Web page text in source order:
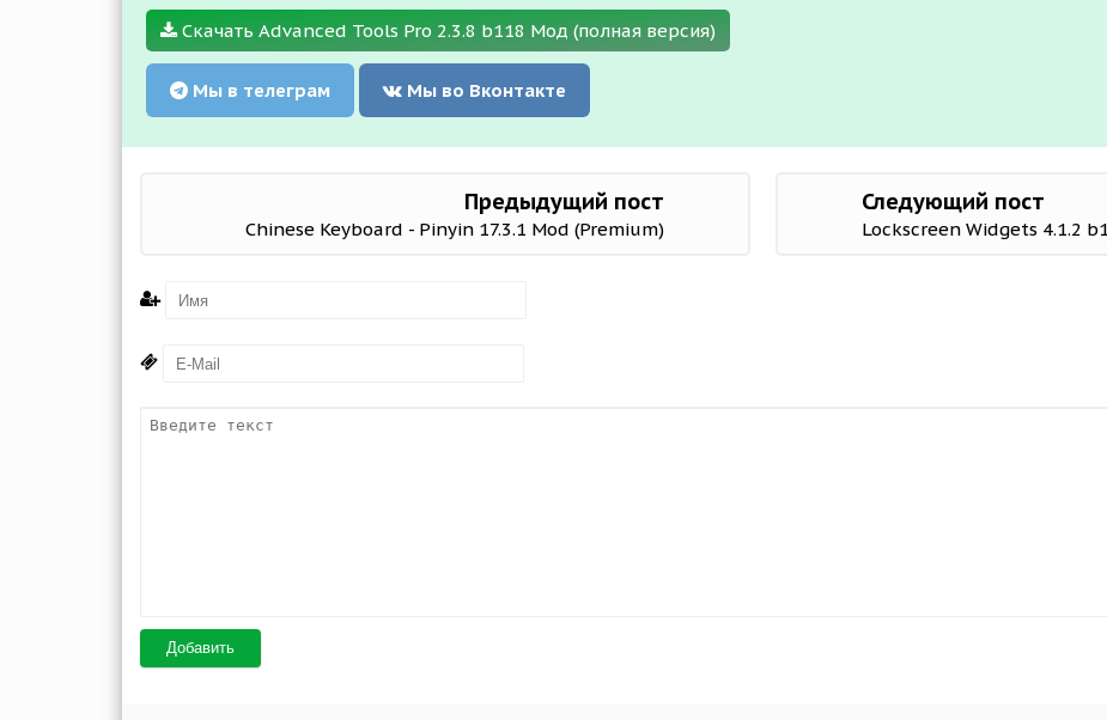
Скачать Advanced Tools Pro 2.3.8 b118 Мод (полная версия)
Мы в телеграм Мы во Вконтакте
Предыдущий пост
Chinese Keyboard - Pinyin 17.3.1 Mod (Premium)
Следующий пост
Lockscreen Widgets 4.1.2
Добавить